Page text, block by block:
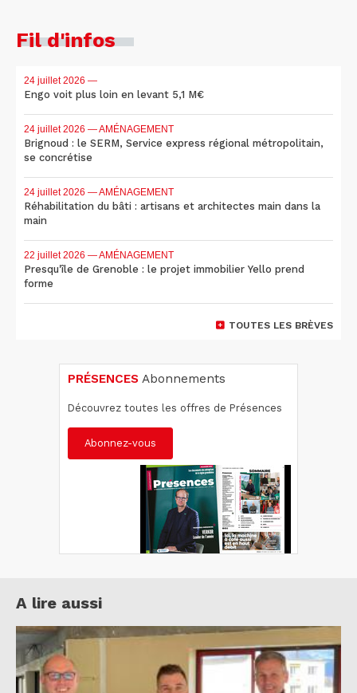
Fil d'infos
24 juillet 2026 —
Engo voit plus loin en levant 5,1 M€
24 juillet 2026 — AMÉNAGEMENT
Brignoud : le SERM, Service express régional métropolitain,
se concrétise
24 juillet 2026 — AMÉNAGEMENT
Réhabilitation du bâti : artisans et architectes main dans la
main
22 juillet 2026 — AMÉNAGEMENT
Presqu'île de Grenoble : le projet immobilier Yello prend
forme
TOUTES LES BRÈVES
PRÉSENCES Abonnements
Découvrez toutes les offres de Présences
Abonnez-vous
A lire aussi